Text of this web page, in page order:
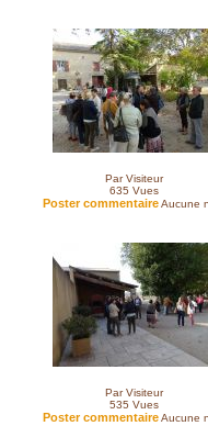
Par Visiteur
635 Vues
Poster commentaireAucune
Par Visiteur
535 Vues
Poster commentaireAucune